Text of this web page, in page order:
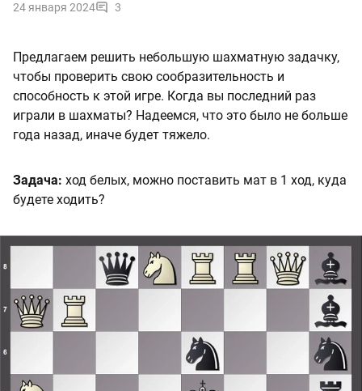
24 января 2024 3
Предлагаем решить небольшую шахматную задачку,
чтобы проверить свою сообразительность и
способность к этой игре. Когда вы последний раз
играли в шахматы? Надеемся, что это было не больше
года назад, иначе будет тяжело.
Задача: ход белых, можно поставить мат в 1 ход, куда
будете ходить?